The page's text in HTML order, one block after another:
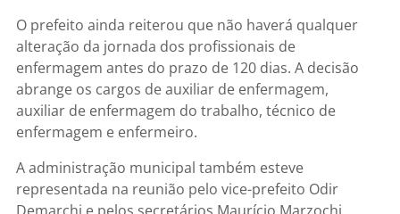
O prefeito ainda reiterou que não haverá qualquer
alteração da jornada dos profissionais de
enfermagem antes do prazo de 120 dias. A decisão
abrange os cargos de auxiliar de enfermagem,
auxiliar de enfermagem do trabalho, técnico de
enfermagem e enfermeiro.
A administração municipal também esteve
representada na reunião pelo vice-prefeito Odir